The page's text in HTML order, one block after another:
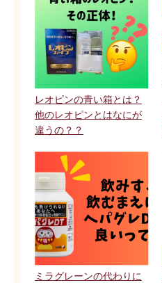
レオピンの青い箱とは？
他のレオピンとはなにが
違うの？？
ミラグレーンの代わりに